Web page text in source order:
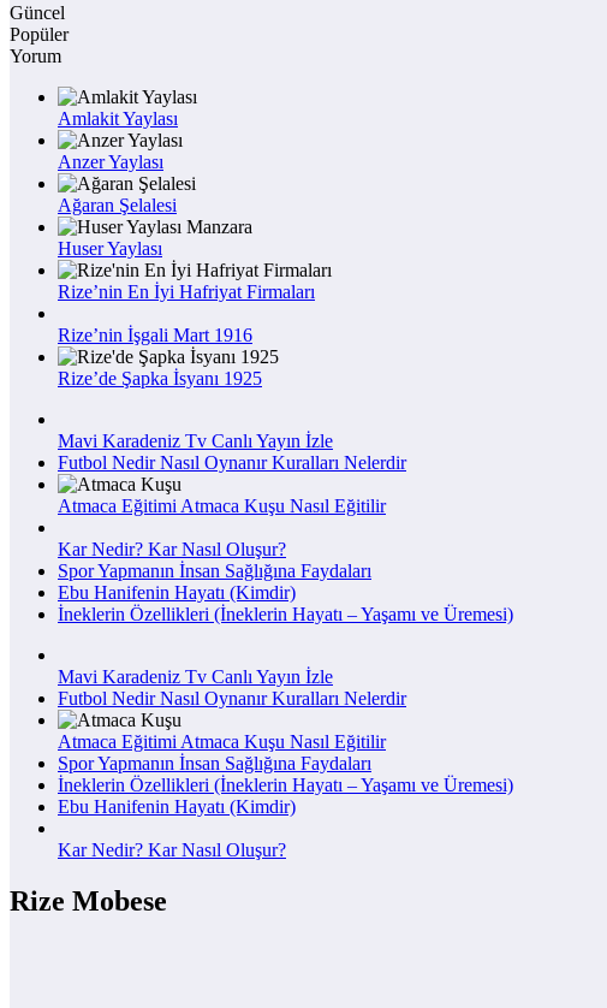
Güncel
Popüler
Yorum
Amlakit Yaylası
Anzer Yaylası
Ağaran Şelalesi
Huser Yaylası
Rize’nin En İyi Hafriyat Firmaları
Rize’nin İşgali Mart 1916
Rize’de Şapka İsyanı 1925
Mavi Karadeniz Tv Canlı Yayın İzle
Futbol Nedir Nasıl Oynanır Kuralları Nelerdir
Atmaca Eğitimi Atmaca Kuşu Nasıl Eğitilir
Kar Nedir? Kar Nasıl Oluşur?
Spor Yapmanın İnsan Sağlığına Faydaları
Ebu Hanifenin Hayatı (Kimdir)
İneklerin Özellikleri (İneklerin Hayatı – Yaşamı ve Üremesi)
Mavi Karadeniz Tv Canlı Yayın İzle
Futbol Nedir Nasıl Oynanır Kuralları Nelerdir
Atmaca Eğitimi Atmaca Kuşu Nasıl Eğitilir
Spor Yapmanın İnsan Sağlığına Faydaları
İneklerin Özellikleri (İneklerin Hayatı – Yaşamı ve Üremesi)
Ebu Hanifenin Hayatı (Kimdir)
Kar Nedir? Kar Nasıl Oluşur?
Rize Mobese